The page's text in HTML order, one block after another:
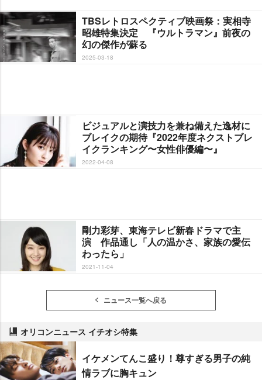
TBSレトロスペクティブ映画祭：実相寺
昭雄特集決定 『ウルトラマン』前夜の
幻の傑作が蘇る
2025-03-18
ビジュアルと演技力を兼ね備えた逸材に
ブレイクの期待『2022年度ネクストブレ
イクランキング〜女性俳優編〜』
2022-04-08
剛力彩芽、東海テレビ新春ドラマで主
演 作品通し「人の温かさ、家族の愛伝
わったら」
2021-11-04
ニュース一覧へ戻る
オリコンニュース イチオシ特集
イケメンてんこ盛り！尊すぎる男子の純
情ラブに胸キュン